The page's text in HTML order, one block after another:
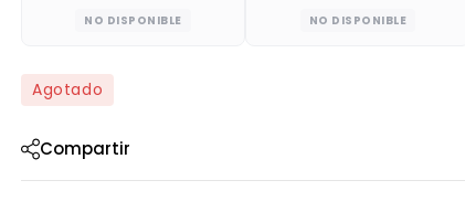
NO DISPONIBLE NO DISPONIBLE
Agotado
Compartir